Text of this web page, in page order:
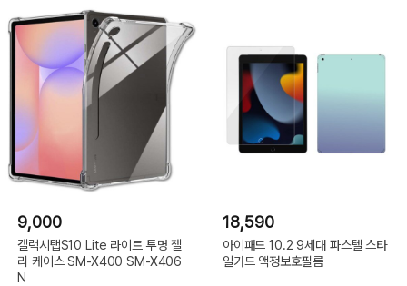
9,000
갤럭시탭S10 Lite 라이트 투명 젤
리 케이스 SM-X400 SM-X406
N
18,590
아이패드 10.2 9세대 파스텔 스타
일가드 액정보호필름